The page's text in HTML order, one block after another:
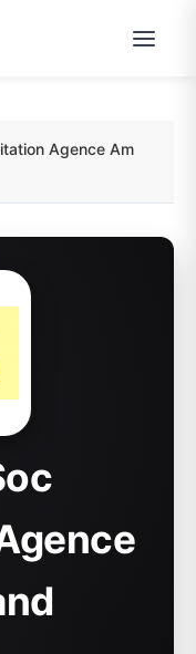
Agence Am